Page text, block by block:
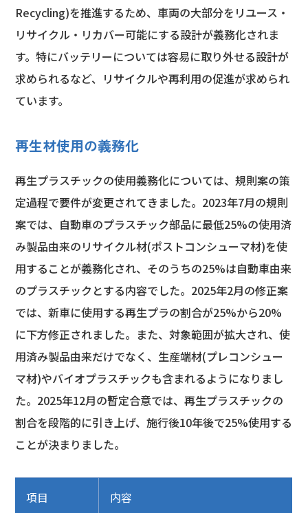
Recycling)を推進するため、車両の大部分をリユース・
リサイクル・リカバー可能にする設計が義務化されま
す。特にバッテリーについては容易に取り外せる設計が
求められるなど、リサイクルや再利用の促進が求められ
ています。
再生材使用の義務化
再生プラスチックの使用義務化については、規則案の策
定過程で要件が変更されてきました。2023年7月の規則
案では、自動車のプラスチック部品に最低25%の使用済
み製品由来のリサイクル材(ポストコンシューマ材)を使
用することが義務化され、そのうちの25%は自動車由来
のプラスチックとする内容でした。2025年2月の修正案
では、新車に使用する再生プラの割合が25%から20%
に下方修正されました。また、対象範囲が拡大され、使
用済み製品由来だけでなく、生産端材(プレコンシュー
マ材)やバイオプラスチックも含まれるようになりまし
た。2025年12月の暫定合意では、再生プラスチックの
割合を段階的に引き上げ、施行後10年後で25%使用する
ことが決まりました。
項目 内容